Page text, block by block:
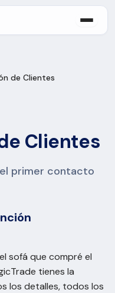
de Clientes
Clientes
primer contacto
sofá que compré el
tienes la
los detalles, todos los